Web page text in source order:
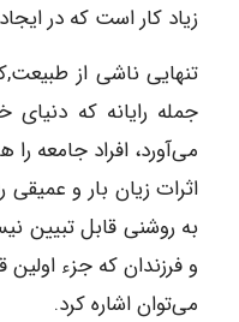
زیاد کار است که در
تنهایی ناشی از
جمله رایانه که
می‌آورد، افراد جامعه
اثرات زیان بار و
به روشنی قابل تبیین
و فرزندان که جزء اولین
می‌توان اشاره کرد.